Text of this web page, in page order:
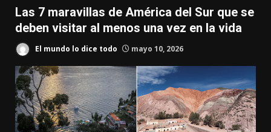
Las 7 maravillas de América del Sur que se
deben visitar al menos una vez en la vida
El mundo lo dice todo mayo 10, 2026